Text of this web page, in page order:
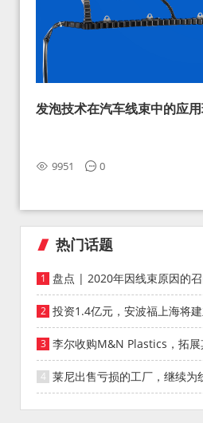
发泡技术在汽车线束中的应
9951 0
热门话题
盘点 | 2020年因线束原因的
投资1.4亿元，安波福上海将
能仓库
李尔收购M&N Plastics，拓展
统业务
莱尼出售亏损的工厂，继续为
投资者